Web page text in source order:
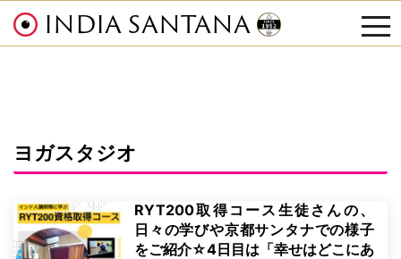
INDIA SANTANA
ヨガスタジオ
RYT200取得コース生徒さんの、
日々の学びや京都サンタナでの様子
をご紹介☆4日目は「幸せはどこにあ